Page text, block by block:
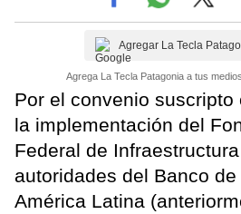
Agregar La Tecla
Agrega La Tecla Patagonia a tus
Por el convenio suscripto
la implementación del
Federal de
autoridades del Banco
América Latina